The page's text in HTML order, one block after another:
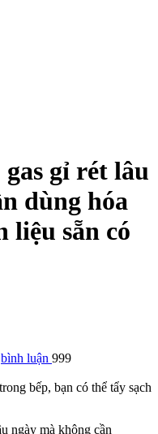
gỉ rét lâu
dùng hó‌a
liệu sẵn có
bình luận 999
bếp, bạn có thể tẩy sạch